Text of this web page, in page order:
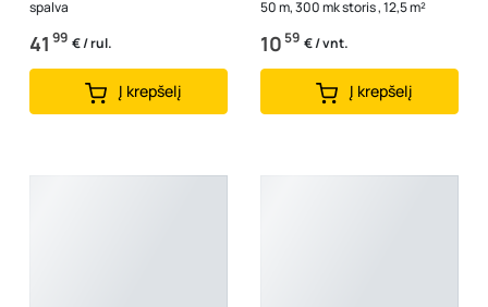
spalva
41 99 € / rul.
Į krepšelį
50 m, 300 mk storis , 12,5 m²
1059 € / vnt.
Į krepšelį